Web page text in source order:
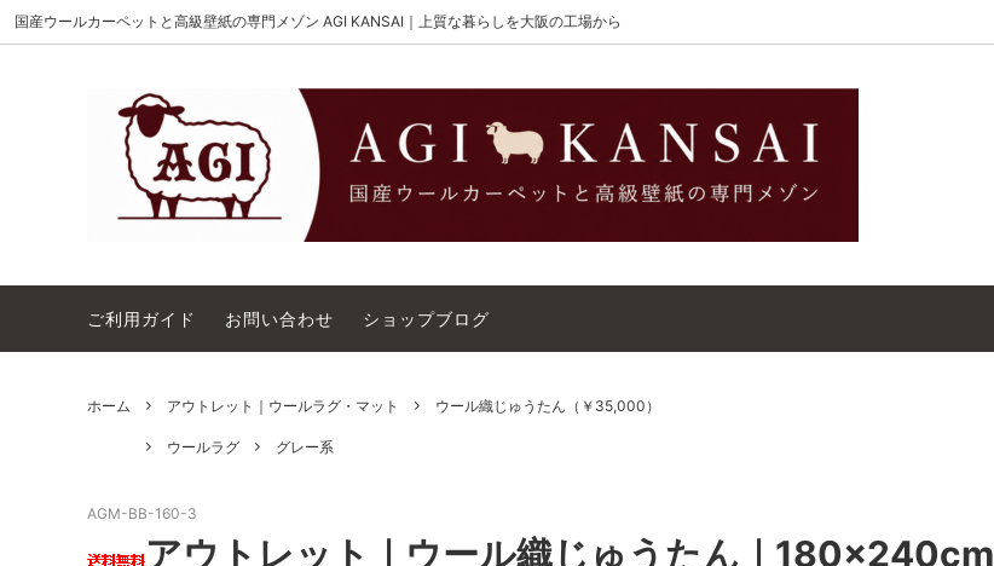
国産ウールカーペットと高級壁紙の専門メゾン AGI KANSAI｜上質な暮らしを大阪の工場から
MAISON AKIGAMI The Wilton
ウィルトンオーダー｜別注ウールカーペ
コットンテープ｜10cm幅 カーペットクリーナー｜シミトリ剤
施工用ウールカーペット ウールラグ
AGI KANSAI について カーペットガイド
ご利用ガイド お問い合わせ ショップブログ
ホーム アウトレット｜ウールラグ・マット ウール織じゅうたん（￥35,000）
ウールラグ グレー系
AGM-BB-160-3
アウトレット｜ウール織じゅうたん｜180×240cm